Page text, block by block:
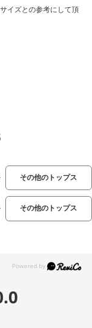
イズとの参考にして頂
その他のトップス
その他のトップス